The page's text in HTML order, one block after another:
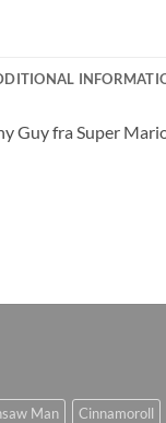
Guy fra Super
Man Cinnamoroll